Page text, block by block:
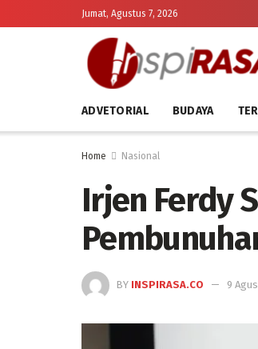
Jumat, Agustus 7, 2026
ADVETORIAL BUDAYA
Home Nasional
Irjen Ferdy
BY INSPIRASA.CO 9